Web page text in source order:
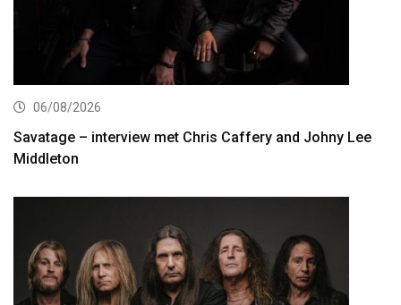
06/08/2026
Savatage – interview met Chris Caffery and Johny Lee
Middleton